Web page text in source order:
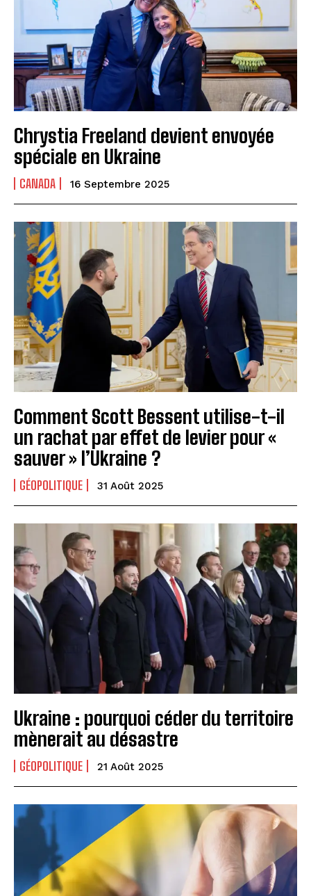
Chrystia Freeland devient envoyée
spéciale en Ukraine
CANADA 16 Septembre 2025
Comment Scott Bessent utilise-t-il
un rachat par effet de levier pour «
sauver » l’Ukraine ?
GÉOPOLITIQUE 31 Août 2025
Ukraine : pourquoi céder du territoire
mènerait au désastre
GÉOPOLITIQUE 21 Août 2025